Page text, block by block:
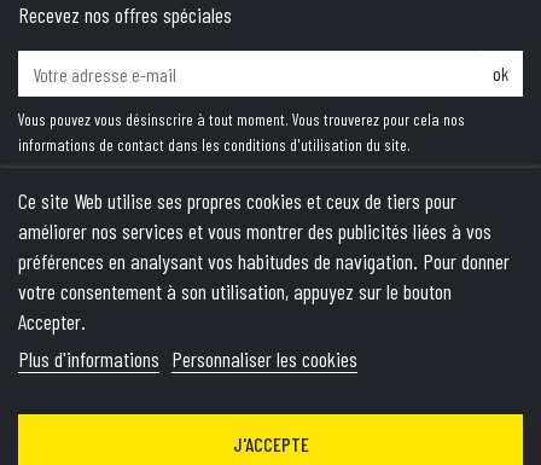
Recevez nos offres spéciales
ok
Vous pouvez vous désinscrire à tout moment. Vous trouverez pour cela nos
informations de contact dans les conditions d'utilisation du site.
PRODUITS
NOTRE SOCIÉTÉ
VOTRE COMPTE
Ce site Web utilise ses propres cookies et ceux de tiers pour
améliorer nos services et vous montrer des publicités liées à vos
préférences en analysant vos habitudes de navigation. Pour donner
votre consentement à son utilisation, appuyez sur le bouton
Accepter.
Plus d'informations Personnaliser les cookies
J'ACCEPTE
© 2026 - Theme by Wepika- This site is protected by reCAPTCHA